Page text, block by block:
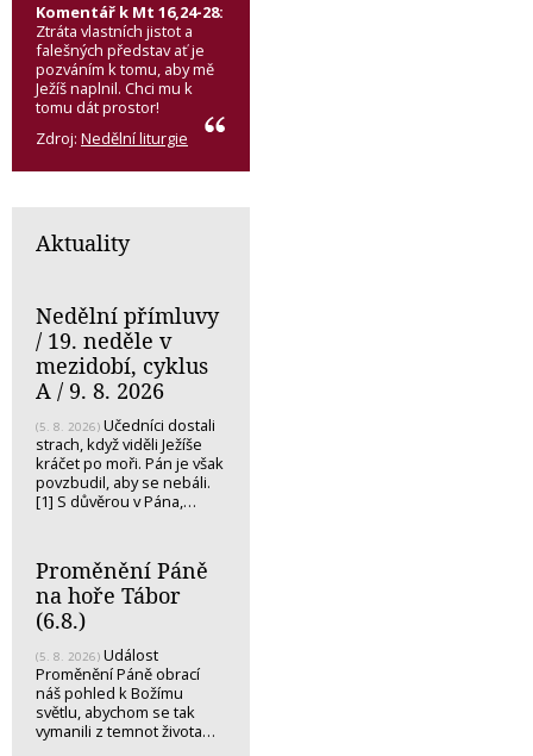
Komentář k Mt 16,24-28:
Ztráta vlastních jistot a
falešných představ ať je
pozváním k tomu, aby mě
Ježíš naplnil. Chci mu k
tomu dát prostor!
Zdroj: Nedělní liturgie
Aktuality
Nedělní přímluvy
/ 19. neděle v
mezidobí, cyklus
A / 9. 8. 2026
(5. 8. 2026) Učedníci dostali
strach, když viděli Ježíše
kráčet po moři. Pán je však
povzbudil, aby se nebáli.
[1] S důvěrou v Pána,…
Proměnění Páně
na hoře Tábor
(6.8.)
(5. 8. 2026) Událost
Proměnění Páně obrací
náš pohled k Božímu
světlu, abychom se tak
vymanili z temnot života…